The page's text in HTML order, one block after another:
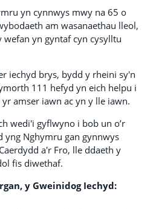
yn cynnwys mwy na 65 o
am wasanaethau lleol,
yn gyntaf cyn cysylltu
iechyd brys, bydd y rheini sy'n
111 hefyd yn eich helpu i
amser iawn ac yn y lle iawn.
wedi'i gyflwyno i bob un o’r
yng Nghymru gan gynnwys
a'r Fro, lle ddaeth y
fis diwethaf.
y Gweinidog Iechyd: